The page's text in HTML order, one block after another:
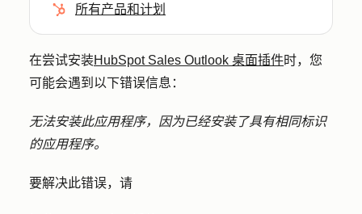
所有产品和计划
在尝试安装HubSpot Sales Outlook 桌面插件时，您
可能会遇到以下错误信息：
无法安装此应用程序，因为已经安装了具有相同标识
的应用程序。
要解决此错误，请